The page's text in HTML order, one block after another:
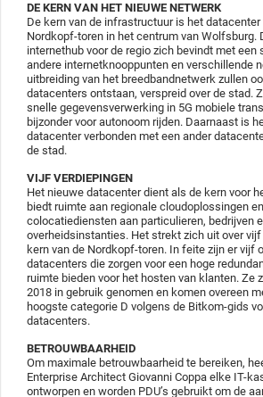
DE KERN VAN HET NIEUWE NETWERK
De kern van de infrastructuur is het
Nordkopf-toren in het centrum van Wolfsburg.
internethub voor de regio zich bevindt met een
andere internetknooppunten en verschillende
uitbreiding van het breedbandnetwerk zullen
datacenters ontstaan, verspreid over de stad.
snelle gegevensverwerking in 5G mobiele
bijzonder voor autonoom rijden. Daarnaast is
datacenter verbonden met een ander
de stad.
VIJF VERDIEPINGEN
Het nieuwe datacenter dient als de kern voor
biedt ruimte aan regionale cloudoplossingen
colocatiediensten aan particulieren, bedrijven
overheidsinstanties. Het strekt zich uit over
kern van de Nordkopf-toren. In feite zijn er vijf
datacenters die zorgen voor een hoge
ruimte bieden voor het hosten van klanten. Ze
2018 in gebruik genomen en komen overeen
hoogste categorie D volgens de Bitkom-gids
datacenters.
BETROUWBAARHEID
Om maximale betrouwbaarheid te bereiken,
Enterprise Architect Giovanni Coppa elke IT-
ontworpen en worden PDU’s gebruikt om de